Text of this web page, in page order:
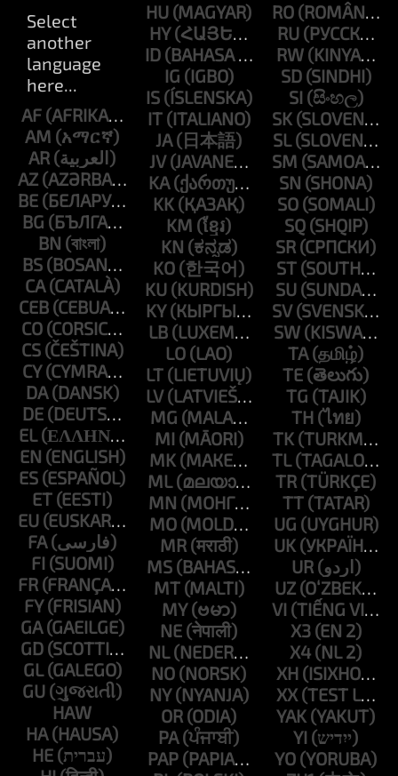
AF
AM
AR
AZ
BE
BG
BN
BS
CA
CEB
CO
CS
CY
DA
DE
EL
EN
ES
ET
EU
FA
FI
FR
FY
GA
GD
GL
GU
HAW
HA
HE
HU
HY
ID
IG
IS
IT
JA
JV
KA
KK
KM
KN
KO
KU
KY
LB
LO
LT
LV
MG
MI
MK
ML
MN
MO
MR
MS
MT
MY
NE
NL
NO
NY
OR
PA
PAP
RO
RU
RW
SD
SI
SK
SL
SM
SN
SO
SQ
SR
ST
SU
SV
SW
TA
TE
TG
TH
TK
TL
TR
TT
UG
UK
UR
UZ
VI
X3
X4
XH
XX
YAK
YI
YO